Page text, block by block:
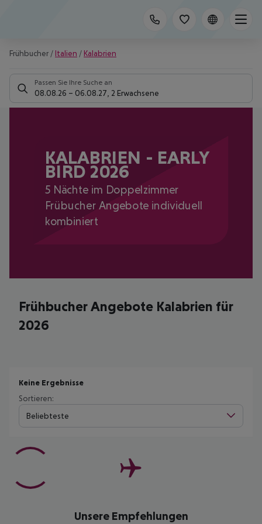
Frühbucher / Italien / Kalabrien
Passen Sie Ihre Suche an
08.08.26 – 06.08.27 2 Erwachsene
KALABRIEN - EARLY
BIRD 2026
5 Nächte im Doppelzimmer
Frübucher Angebote individuell
kombiniert
Frühbucher Angebote Kalabrien für
2026
Keine Ergebnisse
Sortieren:
Beliebteste
Unsere Empfehlungen